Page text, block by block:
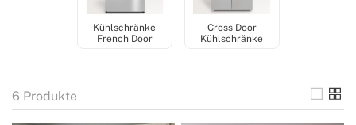
Kühlschränke
French Door
Cross Door
Kühlschränke
6 Produkte